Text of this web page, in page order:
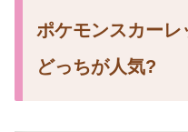
ポケモンスカー
どっちが人気?